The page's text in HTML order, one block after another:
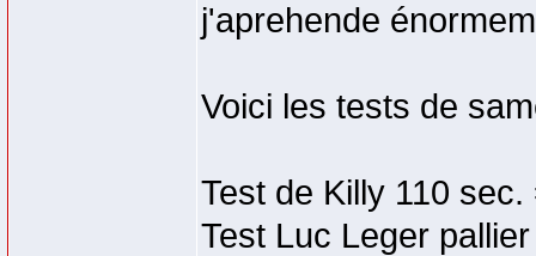
j'aprehende
Voici les tests de
Test de Killy 110
Test Luc Leger